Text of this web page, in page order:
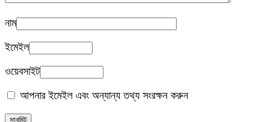
নাম
ইমেইল
ওয়েবসাইট
আপনার ইমেইল এবং অন্যান্য তথ্য সংরক্ষন করুন